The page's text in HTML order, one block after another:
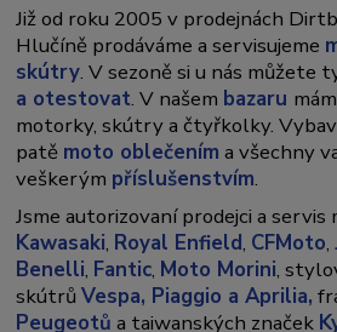
Již od roku 2005 v prodejnách
Hlučíně prodáváme a servisujeme
skútry. V sezoně si u nás můžete
a otestovat. V našem bazaru
motorky, skútry a čtyřkolky.
patě moto oblečením a všechny
veškerým příslušenstvím.
Jsme autorizovaní prodejci a
Kawasaki, Royal Enfield, CFMoto,
Benelli, Fantic, Moto Morini,
skútrůVespa, Piaggio a Aprilia,
Peugeotů a taiwanských značek